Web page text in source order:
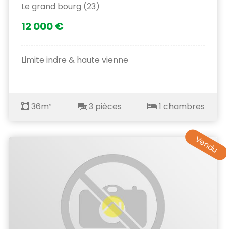
Le grand bourg (23)
12 000 €
Limite indre & haute vienne
36m² 3 pièces 1 chambres
Vendu